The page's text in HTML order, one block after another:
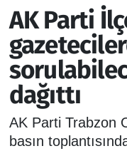
AK Parti
dağıttı
AK Parti Trabzon
basın
GENEL
EKONOMİ
SİYASET
SPOR
İzmir Trafik
Puan Durumu
Tüm Manşetler
Son Dakika